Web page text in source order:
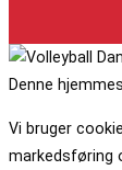
Denne
Vi bruger
markedsføring